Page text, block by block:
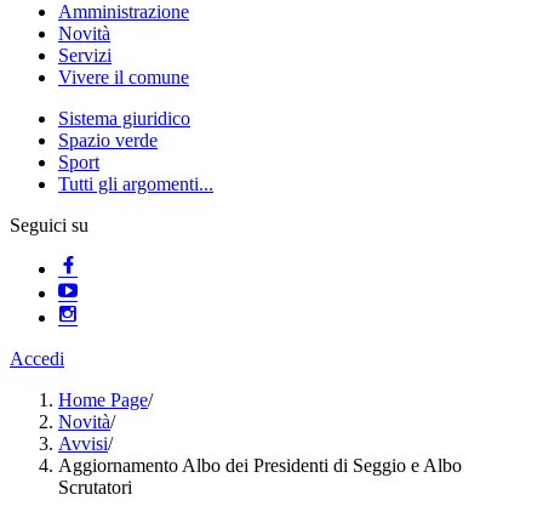
Amministrazione
Novità
Servizi
Vivere il comune
Sistema giuridico
Spazio verde
Sport
Tutti gli argomenti...
Seguici su
Accedi
Home Page/
Novità/
Avvisi/
Aggiornamento Albo dei Presidenti di Seggio e Albo
Scrutatori